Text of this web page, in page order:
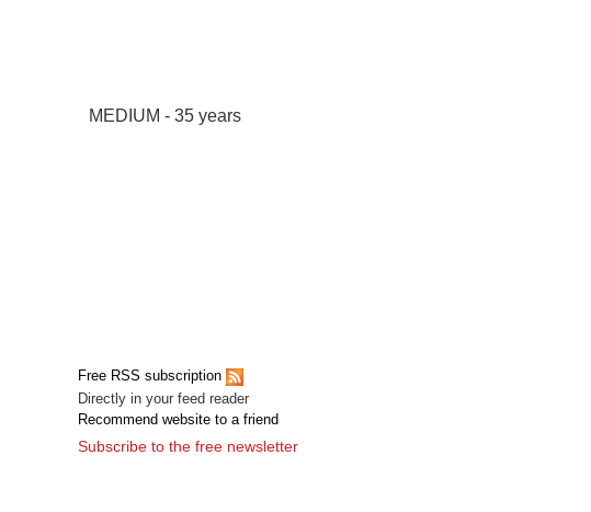
MEDIUM - 35 years
Free RSS subscription
Directly in your feed reader
Recommend website to a friend
Subscribe to the free newsletter